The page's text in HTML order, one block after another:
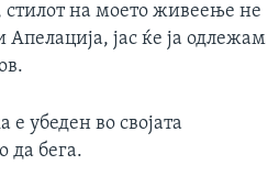
на моето живеење не
јас ќе ја одлежам
убеден во својата
да бега.